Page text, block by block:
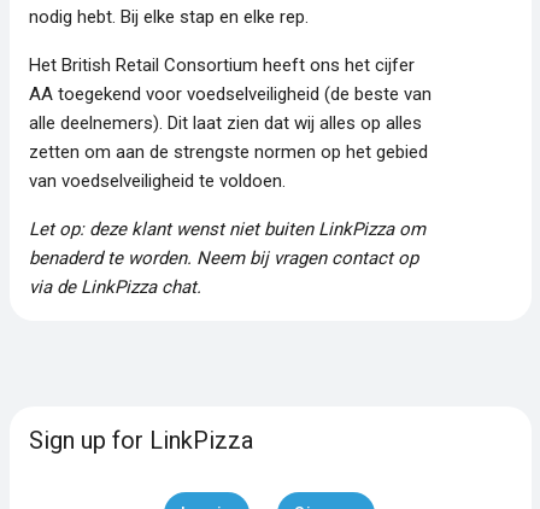
nodig hebt. Bij elke stap en elke rep.
Het British Retail Consortium heeft ons het cijfer
AA toegekend voor voedselveiligheid (de beste van
alle deelnemers). Dit laat zien dat wij alles op alles
zetten om aan de strengste normen op het gebied
van voedselveiligheid te voldoen.
Let op: deze klant wenst niet buiten LinkPizza om
benaderd te worden. Neem bij vragen contact op
via de LinkPizza chat.
Sign up for LinkPizza